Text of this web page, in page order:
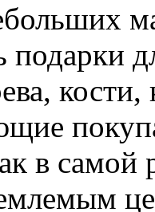
подарки
в самой